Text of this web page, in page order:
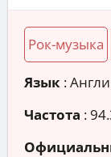
Рок-музыка
Язык :
Частота :